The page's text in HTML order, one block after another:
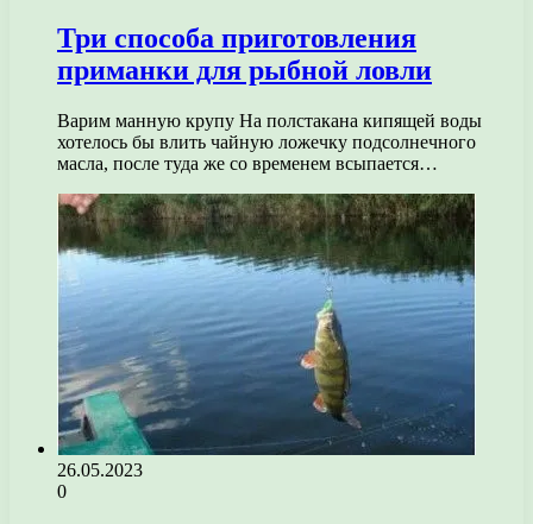
Три способа приготовления
приманки для рыбной ловли
Варим манную крупу На полстакана кипящей воды
хотелось бы влить чайную ложечку подсолнечного
масла, после туда же со временем всыпается…
26.05.2023
0